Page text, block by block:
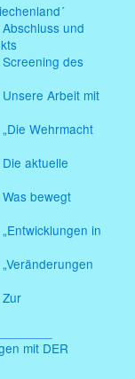
und
des
Arbeit mit
Wehrmacht
aktuelle
bewegt
in
mit DER